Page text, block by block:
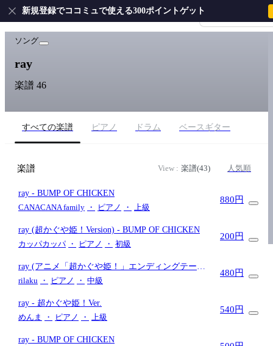
会員登録・ログイ
新規登録でココミュで使える300ポイントゲット
ホーム › BUMP OF CHICKEN›ray
ソング
ray
楽譜 46
すべての楽譜 ピアノ ドラム ベースギター
楽譜 View : 楽譜(43) 人気順
ray - BUMP OF CHICKEN
CANACANA family ・ ピアノ ・ 上級
880円
ray (超かぐや姫！Version) - BUMP OF CHICKEN
カッパカッパ ・ ピアノ ・ 初級
200円
ray (アニメ「超かぐや姫！」エンディングテー
マ)- BUMP OF CHICKEN
rilaku ・ ピアノ ・ 中級
480円
ray - 超かぐや姫！Ver.
めんま
・ ピアノ ・ 上級
540円
ray - BUMP OF CHICKEN